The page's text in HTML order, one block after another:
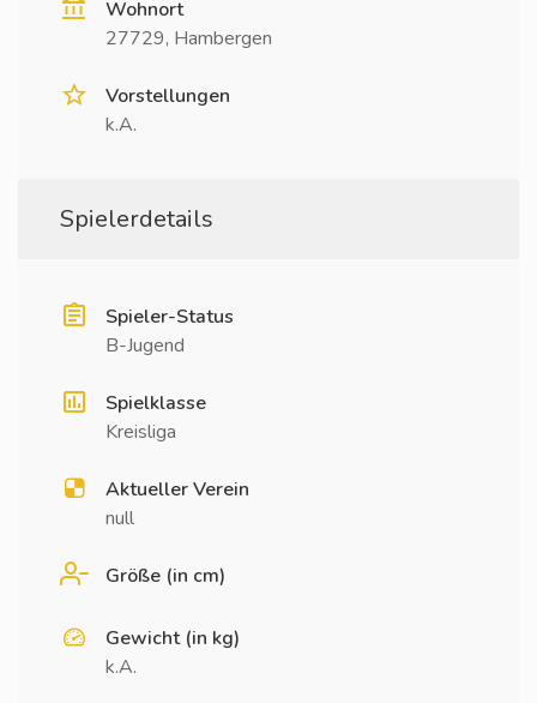
Wohnort
27729, Hambergen
Vorstellungen
k.A.
Spielerdetails
Spieler-Status
B-Jugend
Spielklasse
Kreisliga
Aktueller Verein
null
Größe (in cm)
Gewicht (in kg)
k.A.